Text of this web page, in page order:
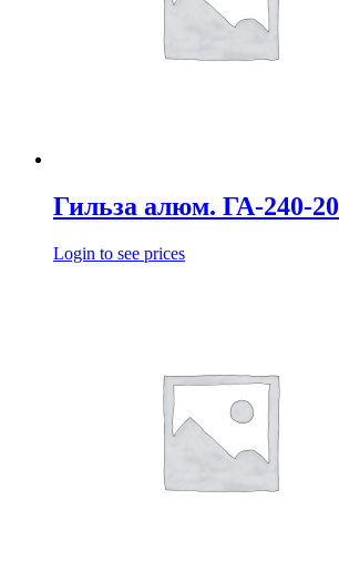
Гильза алюм. ГА-240-20
Login to see prices